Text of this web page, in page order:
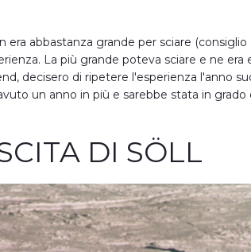
era abbastanza grande per sciare (consiglio
La più grande poteva sciare e ne era
decisero di ripetere l'esperienza l'anno
un anno in più e sarebbe stata in
DI SÖLL